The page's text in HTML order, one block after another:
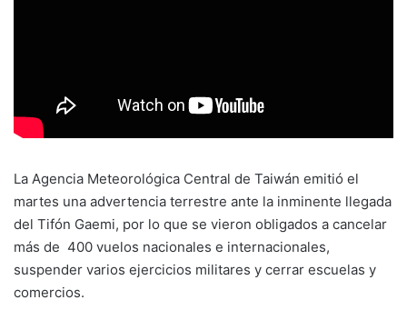
La Agencia Meteorológica Central de Taiwán emitió el
martes una advertencia terrestre ante la inminente llegada
del Tifón Gaemi, por lo que se vieron obligados a cancelar
más de 400 vuelos nacionales e internacionales,
suspender varios ejercicios militares y cerrar escuelas y
comercios.